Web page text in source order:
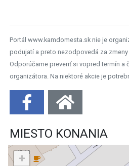
Portál www.kamdomesta.sk nie je
podujatí a preto nezodpovedá za
Odporúčame preveriť si vopred termín a
organizátora. Na niektoré akcie je
MIESTO KONANIA
+